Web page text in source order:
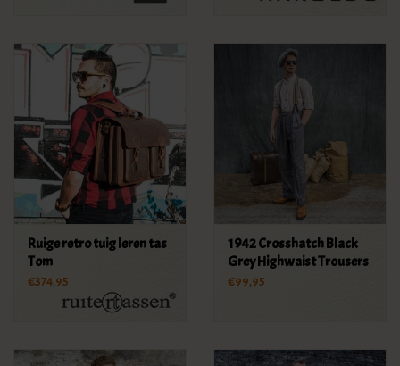
Ruige retro tuig leren tas
Tom
€374,95
1942 Crosshatch Black
Grey Highwaist Trousers
€99,95